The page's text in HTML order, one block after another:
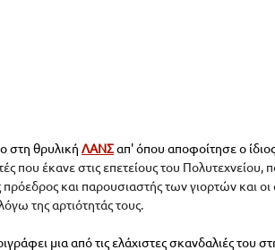
στη θρυλική ΛΑΝΣ απ' όπου αποφοίτησε ο ίδιος
που έκανε στις επετείους του Πολυτεχνείου,
και παρουσιαστής των γιορτών και οι
της αρτιότητάς τους.
μια από τις ελάχιστες σκανδαλιές του